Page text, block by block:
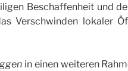
Beschaffenheit und
Verschwinden lokaler
in einen weiteren